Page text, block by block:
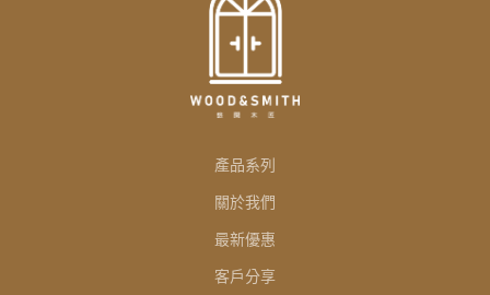
產品系列
關於我們
最新優惠
客戶分享